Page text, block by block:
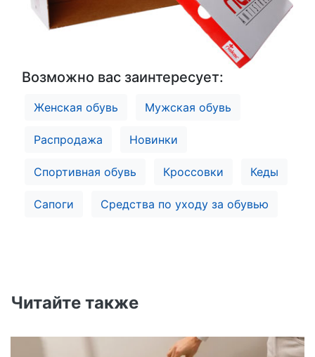
Возможно вас заинтересует:
Женская обувь Мужская обувь
Распродажа Новинки
Спортивная обувь Кроссовки Кеды
Сапоги Средства по уходу за обувью
Читайте также